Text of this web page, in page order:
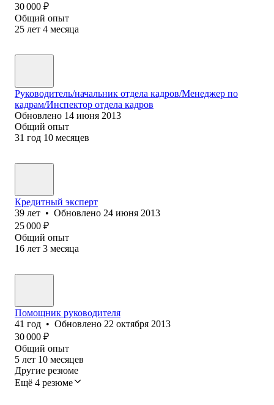
30 000 ₽
Общий опыт
25 лет 4 месяца
Руководитель/начальник отдела кадров/Менеджер по
кадрам/Инспектор отдела кадров
Обновлено 14 июня 2013
Общий опыт
31 год 10 месяцев
Кредитный эксперт
39 лет • Обновлено 24 июня 2013
25 000 ₽
Общий опыт
16 лет 3 месяца
Помощник руководителя
41 год • Обновлено 22 октября 2013
30 000 ₽
Общий опыт
5 лет 10 месяцев
Другие резюме
Ещё 4 резюме